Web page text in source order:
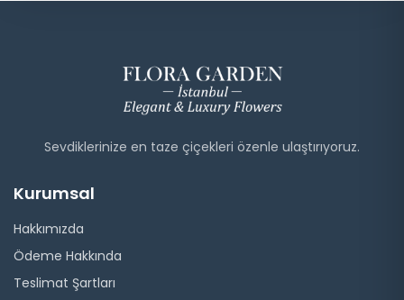
Sevdiklerinize en taze çiçekleri özenle ulaştırıyoruz.
Kurumsal
Hakkımızda
Ödeme Hakkında
Teslimat Şartları